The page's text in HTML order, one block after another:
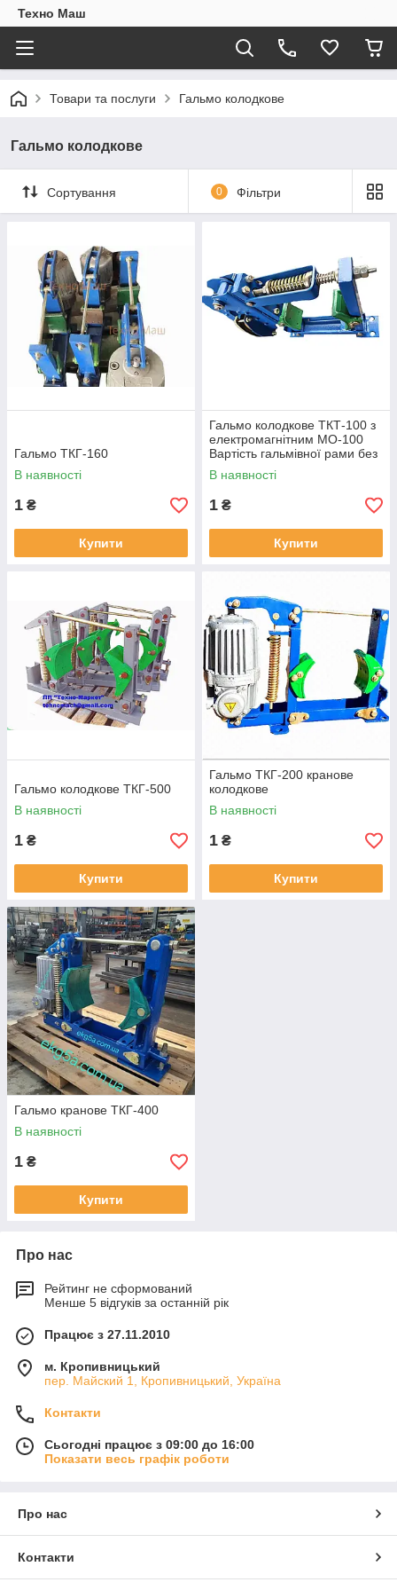
Техно Маш
Товари та послуги Гальмо колодкове
Гальмо колодкове
Сортування 0 Фільтри
Гальмо ТКГ-160
В наявності
1 ₴
Купити
Гальмо колодкове ТКТ-100 з
електромагнітним МО-100
Вартість гальмівної рами без
електромагнітного
електромагнітного струму
В наявності
1 ₴
Купити
Гальмо колодкове ТКГ-500
В наявності
1 ₴
Купити
Гальмо ТКГ-200 кранове
колодкове
В наявності
1 ₴
Купити
Гальмо кранове ТКГ-400
В наявності
1 ₴
Купити
Про нас
Рейтинг не сформований
Менше 5 відгуків за останній рік
Працює з 27.11.2010
м. Кропивницький
пер. Майский 1, Кропивницький, Україна
Контакти
Сьогодні працює з 09:00 до 16:00
Показати весь графік роботи
Про нас
Контакти